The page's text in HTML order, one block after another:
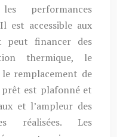
performances
est accessible aux
peut financer des
thermique, le
remplacement de
prêt est plafonné et
et l’ampleur des
réalisées. Les